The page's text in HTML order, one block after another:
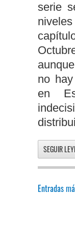
serie
no
en
SEGUIR
Entradas